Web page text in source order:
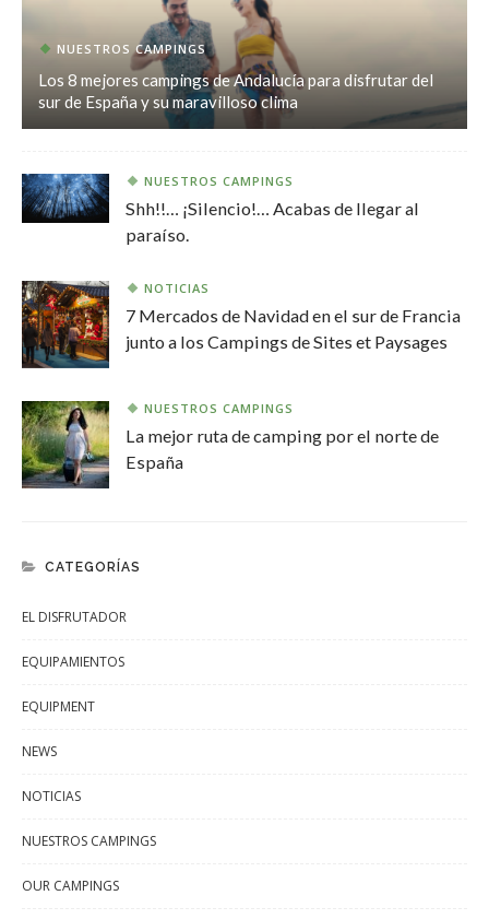
NUESTROS CAMPINGS
Los 8 mejores campings de Andalucía para disfrutar del
sur de España y su maravilloso clima
NUESTROS CAMPINGS
Shh!!… ¡Silencio!… Acabas de llegar al
paraíso.
NOTICIAS
7 Mercados de Navidad en el sur de Francia
junto a los Campings de Sites et Paysages
NUESTROS CAMPINGS
La mejor ruta de camping por el norte de
España
CATEGORÍAS
EL DISFRUTADOR
EQUIPAMIENTOS
EQUIPMENT
NEWS
NOTICIAS
NUESTROS CAMPINGS
OUR CAMPINGS